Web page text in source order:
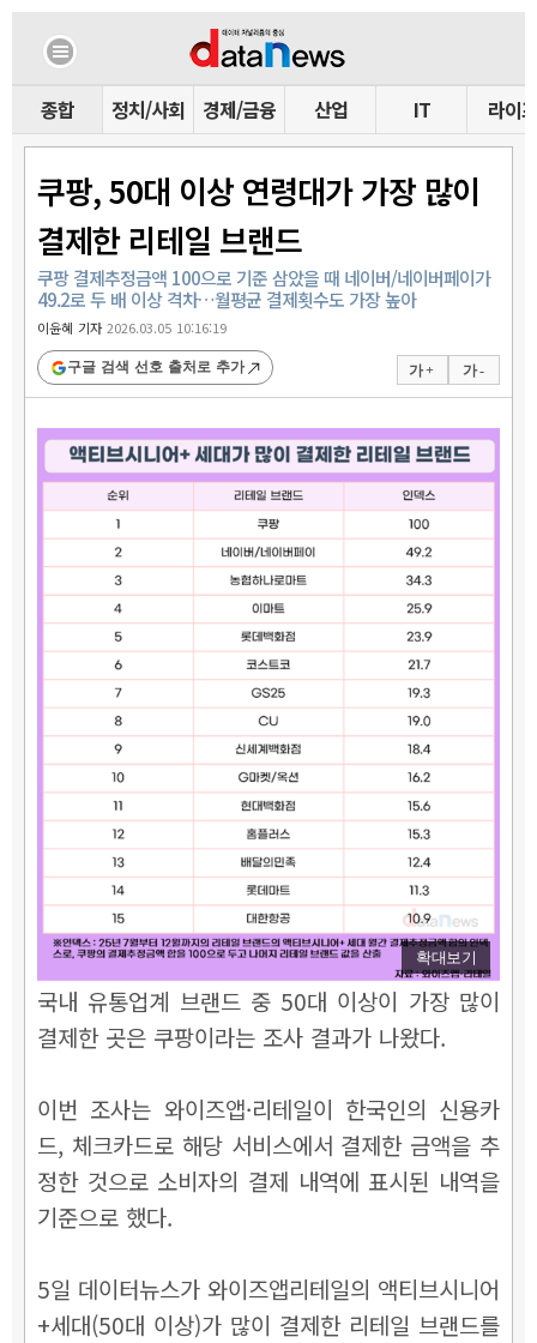
종합 정치/사회 경제/금융 산업 IT 라이프
쿠팡, 50대 이상 연령대가 가장 많이
결제한 리테일 브랜드
쿠팡 결제추정금액 100으로 기준 삼았을 때 네이버/네이버페이가
49.2로 두 배 이상 격차…월평균 결제횟수도 가장 높아
이윤혜 기자2026.03.05 10:16:19
가 + 가 -
구글 검색 선호 출처로 추가
확대보기
국내 유통업계 브랜드 중 50대 이상이 가장 많이
결제한 곳은 쿠팡이라는 조사 결과가 나왔다.
이번 조사는 와이즈앱·리테일이 한국인의 신용카
드, 체크카드로 해당 서비스에서 결제한 금액을 추
정한 것으로 소비자의 결제 내역에 표시된 내역을
기준으로 했다.
5일 데이터뉴스가 와이즈앱리테일의 액티브시니어
+세대(50대 이상)가 많이 결제한 리테일 브랜드를